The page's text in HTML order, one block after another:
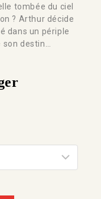
tombée du ciel
? Arthur décide
dans un périple
son destin…